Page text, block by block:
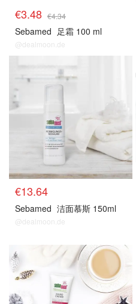
€3.48 €4.34
Sebamed 足霜 100 ml
@dealmoon.de
€13.64
Sebamed 洁面慕斯 150ml
@dealmoon.de